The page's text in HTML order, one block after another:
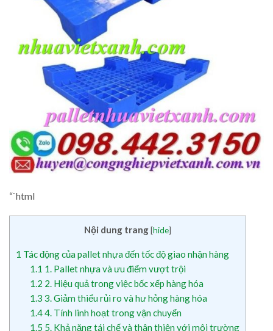
“`html
Nội dung trang[hide]
1 Tác động của pallet nhựa đến tốc độ giao nhận hàng
1.1 1. Pallet nhựa và ưu điểm vượt trội
1.2 2. Hiệu quả trong việc bốc xếp hàng hóa
1.3 3. Giảm thiểu rủi ro và hư hỏng hàng hóa
1.44. Tính linh hoạt trong vận chuyển
1.5 5. Khả năng tái chế và thân thiện với môi trường